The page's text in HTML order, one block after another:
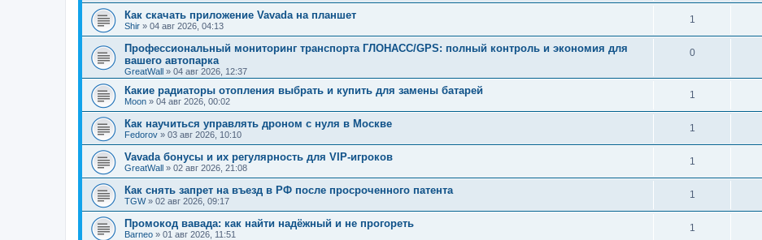
Как скачать приложение Vavada на планшет
Shir » 04 авг 2026, 04:13
1
Профессиональный мониторинг транспорта ГЛОНАСС/GPS: полный контроль и экономия для
вашего автопарка
GreatWall » 04 авг 2026, 12:37
0
Какие радиаторы отопления выбрать и купить для замены батарей
Moon » 04 авг 2026, 00:02
1
Как научиться управлять дроном с нуля в Москве
Fedorov » 03 авг 2026, 10:10
1
Vavada бонусы и их регулярность для VIP-игроков
GreatWall » 02 авг 2026, 21:08
1
Как снять запрет на въезд в РФ после просроченного патента
TGW» 02 авг 2026, 09:17
1
Промокод вавада: как найти надёжный и не прогореть
Barneo » 01 авг 2026, 11:51
1